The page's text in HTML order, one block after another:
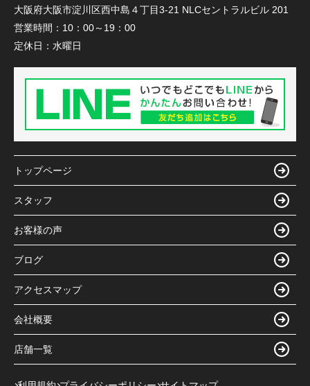
大阪府大阪市淀川区西中島４丁目3-21 NLCセントラルビル 201
営業時間： 10：00～19：00
定休日： 水曜日
トップページ
スタッフ
お客様の声
ブログ
アクセスマップ
会社概要
店舗一覧